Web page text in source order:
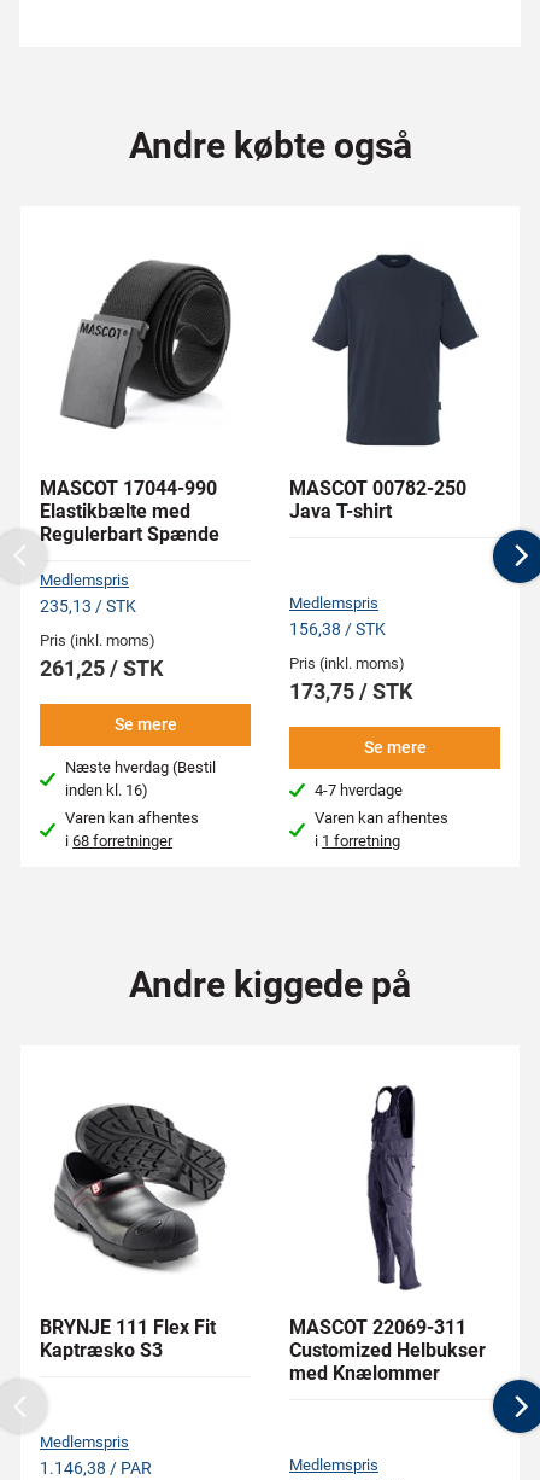
Andre købte også
MASCOT 17044-990
Elastikbælte med
Regulerbart Spænde
Medlemspris
235,13 / STK
Pris (inkl. moms)
261,25 / STK
Se mere
Næste hverdag (Bestil
inden kl. 16)
Varen kan afhentes
i68 forretninger
MASCOT 00782-250
Java T-shirt
Medlemspris
156,38 / STK
Pris (inkl. moms)
173,75 / STK
Se mere
4-7 hverdage
Varen kan afhentes
i 1 forretning
Previous
Andre kiggede på
BRYNJE 111 Flex Fit
Kaptræsko S3
Medlemspris
1.146,38 / PAR
MASCOT 22069-311
Customized Helbukser
med Knælommer
Medlemspris
Previous